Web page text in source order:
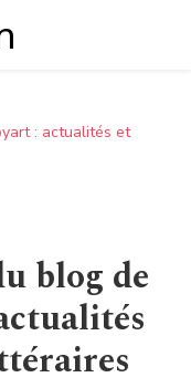
: actualités et
blog de